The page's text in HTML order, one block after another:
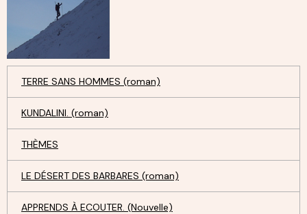
TERRE SANS HOMMES (roman)
KUNDALINI. (roman)
THÈMES
LE DÉSERT DES BARBARES (roman)
APPRENDS À ECOUTER. (Nouvelle)